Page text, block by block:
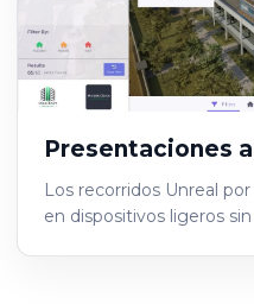
Presentaciones
Los recorridos Unreal
en dispositivos ligeros